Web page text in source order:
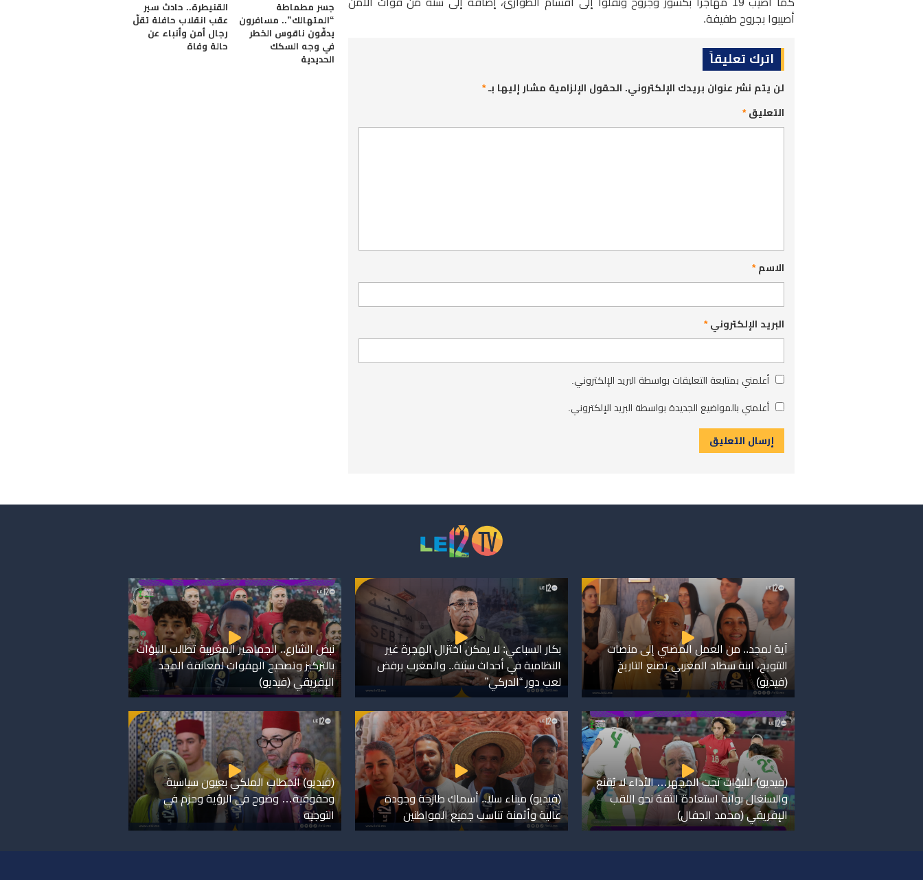
أصيبوا بجروح طفيفة.
اترك تعليقاً
لن يتم نشر عنوان بريدك الإلكتروني. الحقول الإلزامية مشار إليها بـ*
التعليق*
الاسم*
البريد الإلكتروني*
أعلمني بمتابعة التعليقات بواسطة البريد الإلكتروني.
أعلمني بالمواضيع الجديدة بواسطة البريد الإلكتروني.
جسر مطماطة
“المتهالك”.. مسافرون
يدقّون ناقوس الخطر
في وجه السكك
الحديدية
القنيطرة.. حادث سير
عقب انقلاب حافلة تقلّ
رجال أمن وأنباء عن
حالة وفاة
آية لمجد.. من العمل المضني إلى منصات
التتويج، ابنة سطاد المغربي تصنع التاريخ
(فيديو)
بكار السباعي: لا يمكن اختزال الهجرة غير
النظامية في أحداث سبتة.. والمغرب يرفض
لعب دور “الدركي”
نبض الشارع.. الجماهير المغربية تطالب اللبؤات
بالتركيز وتصحيح الهفوات لمعانقة المجد
الإفريقي (فيديو)
(فيديو) اللبؤات تحت المجهر… الأداء لا يُقنع
والسنغال بوابة استعادة الثقة نحو اللقب
الإفريقي (محمد الجفال)
(فيديو) ميناء سلا.. أسماك طازجة وجودة
عالية وأثمنة تناسب جميع المواطنين
(فيديو) الخطاب الملكي بعيون سياسية
وحقوقية… وضوح في الرؤية وحزم في
التوجيه